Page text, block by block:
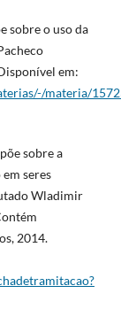
sobre o uso da
em:
materia/
sobre a
seres
Wladimir
2014.